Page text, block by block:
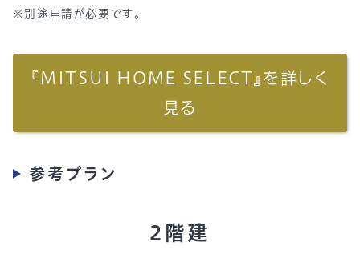
※別途申請が必要です。
『MITSUI HOME SELECT』を詳しく
見る
参考プラン
2階建